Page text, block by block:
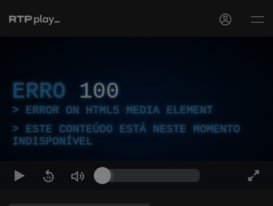
ERRO 100
ERROR ON HTML5 MEDIA ELEMENT
ESTE CONTEÚDO ESTÁ NESTE MOMENTO
INDISPONÍVEL